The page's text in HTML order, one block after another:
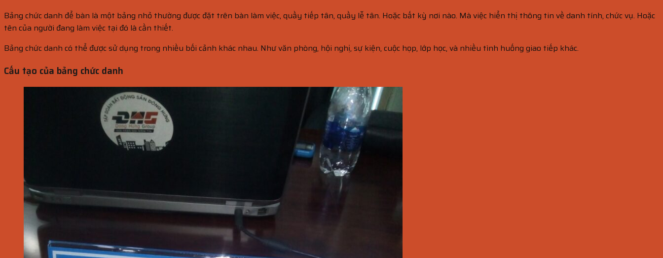
Bảng chức danh để bàn là một bảng nhỏ thường được đặt trên bàn làm việc, quầy tiếp tân, quầy lễ tân. Hoặc bất kỳ nơi nào. Mà việc hiển thị thông tin về danh tính, chức vụ. Hoặc
tên của người đang làm việc tại đó là cần thiết.
Bảng chức danh có thể được sử dụng trong nhiều bối cảnh khác nhau. Như văn phòng, hội nghị, sự kiện, cuộc họp, lớp học, và nhiều tình huống giao tiếp khác.
Cấu tạo của bảng chức danh